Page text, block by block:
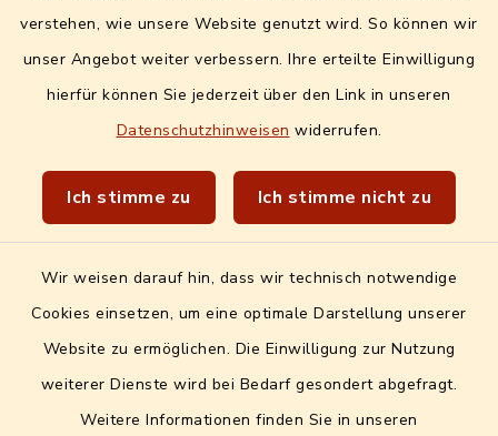
verstehen, wie unsere Website genutzt wird. So können wir
unser Angebot weiter verbessern. Ihre erteilte Einwilligung
hierfür können Sie jederzeit über den Link in unseren
Datenschutzhinweisen widerrufen.
Ich stimme zu Ich stimme nicht zu
Wir weisen darauf hin, dass wir technisch notwendige
Cookies einsetzen, um eine optimale Darstellung unserer
Website zu ermöglichen. Die Einwilligung zur Nutzung
weiterer Dienste wird bei Bedarf gesondert abgefragt.
Weitere Informationen finden Sie in unseren
Info- und Mitteilungsblatt
Quicklinks extern
Landratsamt Erlangen-Höchstadt
Wir sind Genussort!
Barrierefreiheit